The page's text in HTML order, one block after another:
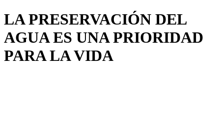
LA PRESERVACIÓN DEL
AGUA ES UNA PRIORIDAD
PARA LA VIDA